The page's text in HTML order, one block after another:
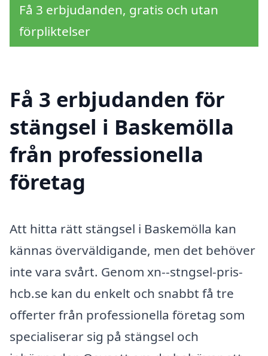
Få 3 erbjudanden, gratis och utan
förpliktelser
Få 3 erbjudanden för
stängsel i Baskemölla
från professionella
företag
Att hitta rätt stängsel i Baskemölla kan
kännas överväldigande, men det behöver
inte vara svårt. Genom xn--stngsel-pris-
hcb.se kan du enkelt och snabbt få tre
offerter från professionella företag som
specialiserar sig på stängsel och